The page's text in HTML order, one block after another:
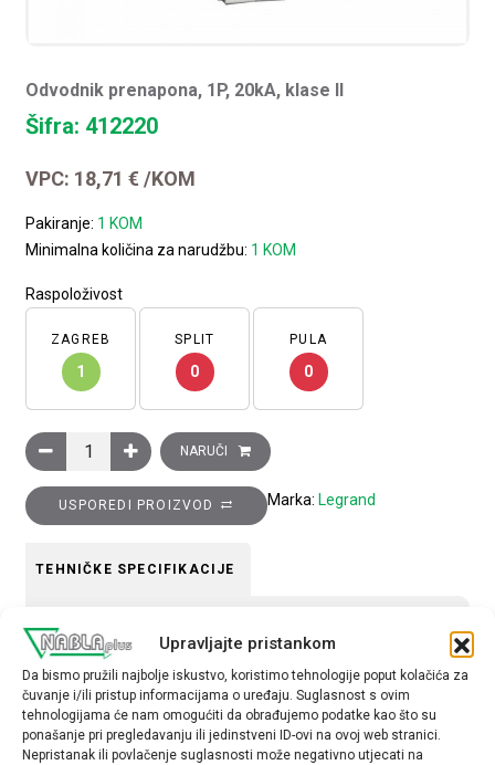
Upravljajte pristankom
Da bismo pružili najbolje iskustvo, koristimo tehnologije poput kolačića za
čuvanje i/ili pristup informacijama o uređaju. Suglasnost s ovim
tehnologijama će nam omogućiti da obrađujemo podatke kao što su
ponašanje pri pregledavanju ili jedinstveni ID-ovi na ovoj web stranici.
Nepristanak ili povlačenje suglasnosti može negativno utjecati na
Odvodnik prenapona, 1P, 20kA, klase II
Šifra: 412220
VPC: 18,71€ /KOM
Pakiranje: 1 KOM
Minimalna količina za narudžbu: 1 KOM
Raspoloživost
ZAGREB
1
SPLIT
0
PULA
0
Odvodnik prenapona, 1P, 20kA, klase II količina
NARUČI
USPOREDI PROIZVOD Marka: Legrand
TEHNIČKE SPECIFIKACIJE
Broj polova
1P